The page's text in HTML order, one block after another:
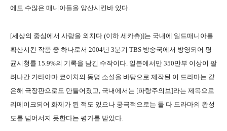
에도 수많은 매니아들을 양산시킨바 있다.
[세상의 중심에서 사랑을 외치다 (이하 세카츄)]는 국내에 일드매니아를
확산시킨 작품 중 하나로서 2004년 3분기 TBS 방송국에서 방영되어 평
균시청률 15.9%의 기록을 남긴 수작이다. 일본에서만 350만부 이상이 팔
려나간 가타야마 쿄이치의 동명 소설을 바탕으로 제작된 이 드라마는 같
은해 극장판으로도 만들어졌고, 국내에서는 [파랑주의보]라는 제목으로
리메이크되어 화제가 된 적도 있으나 궁극적으로는 둘 다 드라마의 완성
도를 넘어서지 못한다는 평가를 받았다.